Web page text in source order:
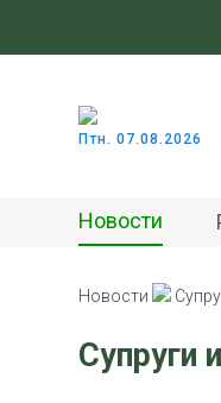
Птн. 07.08.2026
Новости
Новости
Супруги